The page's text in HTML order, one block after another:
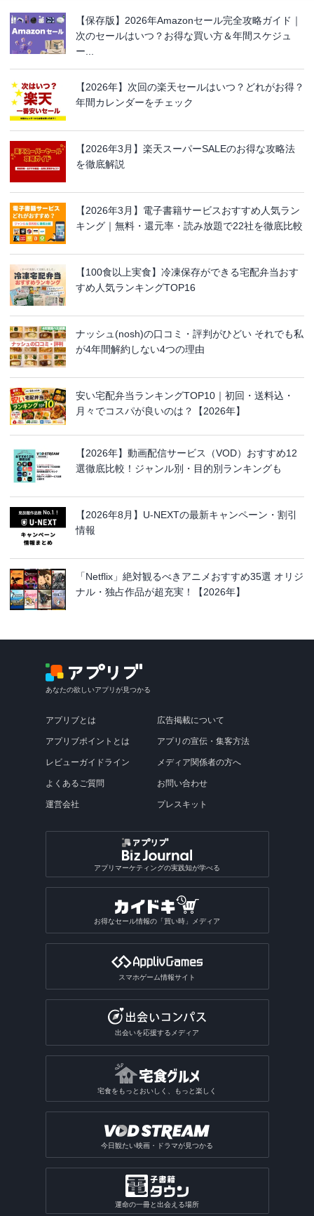
【保存版】2026年Amazonセール完全攻略ガイド｜
次のセールはいつ？お得な買い方＆年間スケジュ
ー...
【2026年】次回の楽天セールはいつ？どれがお得？
年間カレンダーをチェック
【2026年3月】楽天スーパーSALEのお得な攻略法
を徹底解説
【2026年3月】電子書籍サービスおすすめ人気ラン
キング｜無料・還元率・読み放題で22社を徹底比較
【100食以上実食】冷凍保存ができる宅配弁当おす
すめ人気ランキングTOP16
ナッシュ(nosh)の口コミ・評判がひどい それでも私
が4年間解約しない4つの理由
安い宅配弁当ランキングTOP10｜初回・送料込・
月々でコスパが良いのは？【2026年】
【2026年】動画配信サービス（VOD）おすすめ12
選徹底比較！ジャンル別・目的別ランキングも
【2026年8月】U-NEXTの最新キャンペーン・割引
情報
「Netflix」絶対観るべきアニメおすすめ35選 オリジ
ナル・独占作品が超充実！【2026年】
あなたの欲しいアプリが見つかる
アプリブとは
アプリブポイントとは
レビューガイドライン
よくあるご質問
運営会社
広告掲載について
アプリの宣伝・集客方法
メディア関係者の方へ
お問い合わせ
プレスキット
アプリマーケティングの実践知が学べる
お得なセール情報の「買い時」メディア
スマホゲーム情報サイト
出会いを応援するメディア
宅食をもっとおいしく、もっと楽しく
今日観たい映画・ドラマが見つかる
運命の一冊と出会える場所